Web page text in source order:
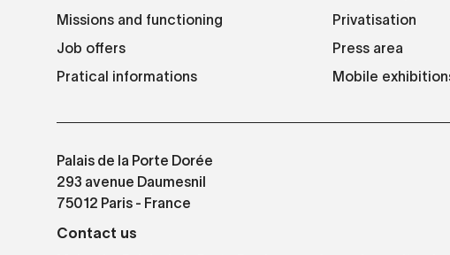
Missions and functioning
Job offers
Pratical informations
Privatisation
Press area
Mobile
Palais de la Porte Dorée
293 avenue Daumesnil
75012 Paris - France
Contact us